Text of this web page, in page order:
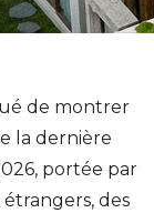
de montrer
la dernière
portée par
des